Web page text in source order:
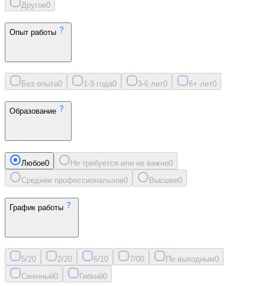
Другое0
Опыт работы
Без опыта0 1-3 года0 3-6 лет0 6+ лет0
Образование
Любое0 Не требуется или не важно0
Среднее профессиональное0 Высшее0
График работы
5/20 2/20 6/10 7/00 По выходным0
Сменный0 Гибкий0